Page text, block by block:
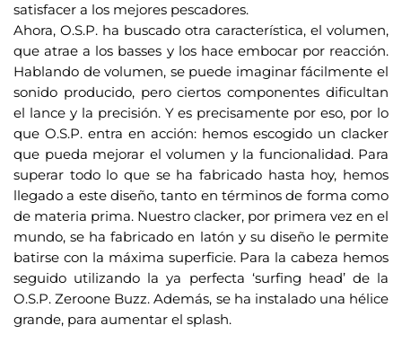
r
e
o
e
l
e
c
t
r
ó
n
i
c
o
p
satisfacer a los mejores pescadores.
Ahora, O.S.P. ha buscado otra característica, el volumen,
que atrae a los basses y los hace embocar por reacción.
Hablando de volumen, se puede imaginar fácilmente el
sonido producido, pero ciertos componentes dificultan
el lance y la precisión. Y es precisamente por eso, por lo
que O.S.P. entra en acción: hemos escogido un clacker
que pueda mejorar el volumen y la funcionalidad. Para
superar todo lo que se ha fabricado hasta hoy, hemos
llegado a este diseño, tanto en términos de forma como
de materia prima. Nuestro clacker, por primera vez en el
mundo, se ha fabricado en latón y su diseño le permite
batirse con la máxima superficie. Para la cabeza hemos
seguido utilizando la ya perfecta ‘surfing head’ de la
O.S.P. Zeroone Buzz. Además, se ha instalado una hélice
grande, para aumentar el splash.